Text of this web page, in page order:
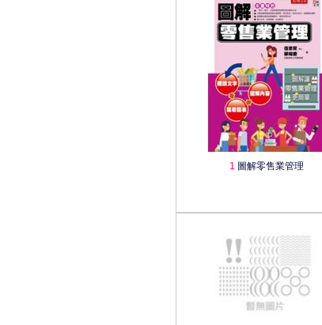
1 圖解零售業管理